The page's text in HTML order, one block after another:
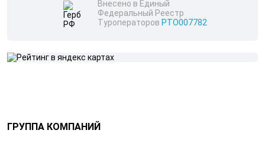
ГРУППА КОМПАНИЙ
Внесено в Единый
Федеральный Реестр
Туроператоров РТО007782